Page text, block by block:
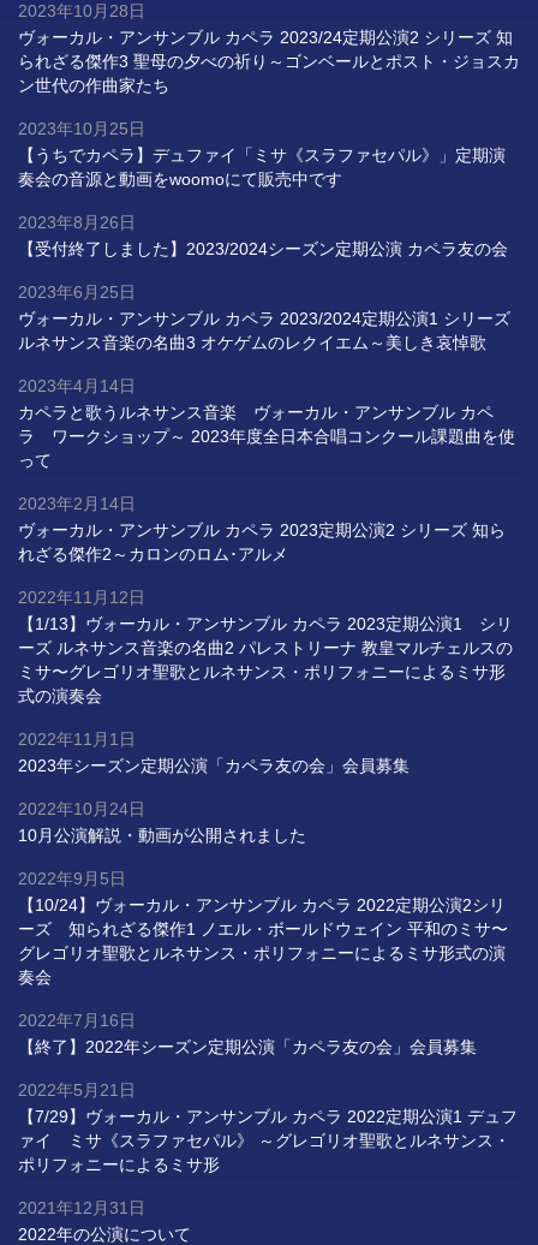
ヴォーカル・アンサンブル カペラ 2023/24定期公演2 シリーズ 知
られざる傑作3 聖母の夕べの祈り～ゴンベールとポスト・ジョスカ
ン世代の作曲家たち
2023年10月28日
【うちでカペラ】デュファイ「ミサ《スラファセパル》」定期演
奏会の音源と動画をwoomoにて販売中です
2023年10月25日
【受付終了しました】2023/2024シーズン定期公演 カペラ友の会
2023年8月26日
ヴォーカル・アンサンブル カペラ 2023/2024定期公演1 シリーズ
ルネサンス音楽の名曲3 オケゲムのレクイエム～美しき哀悼歌
2023年6月25日
カペラと歌うルネサンス音楽 ヴォーカル・アンサンブル カペ
ラ ワークショップ～ 2023年度全日本合唱コンクール課題曲を使
って
2023年4月14日
ヴォーカル・アンサンブル カペラ 2023定期公演2 シリーズ 知ら
れざる傑作2～カロンのロム･アルメ
2023年2月14日
【1/13】ヴォーカル・アンサンブル カペラ 2023定期公演1 シリ
ーズ ルネサンス音楽の名曲2 パレストリーナ 教皇マルチェルスの
ミサ〜グレゴリオ聖歌とルネサンス・ポリフォニーによるミサ形
式の演奏会
2022年11月12日
2023年シーズン定期公演「カペラ友の会」会員募集
2022年11月1日
10月公演解説・動画が公開されました
2022年10月24日
【10/24】ヴォーカル・アンサンブル カペラ 2022定期公演2シリ
ーズ 知られざる傑作1 ノエル・ボールドウェイン 平和のミサ〜
グレゴリオ聖歌とルネサンス・ポリフォニーによるミサ形式の演
奏会
2022年9月5日
【終了】2022年シーズン定期公演「カペラ友の会」会員募集
2022年7月16日
【7/29】ヴォーカル・アンサンブル カペラ 2022定期公演1 デュフ
ァイ ミサ《スラファセパル》 ～グレゴリオ聖歌とルネサンス・
ポリフォニーによるミサ形
2022年5月21日
2022年の公演について
2021年12月31日